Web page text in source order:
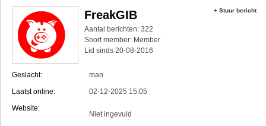
FreakGIB
Aantal berichten: 322
Soort member: Member
Lid sinds 20-08-2016
Geslacht:
man
Laatst online:
02-12-2025 15:05
Website:
Niet ingevuld
+ Stuur bericht